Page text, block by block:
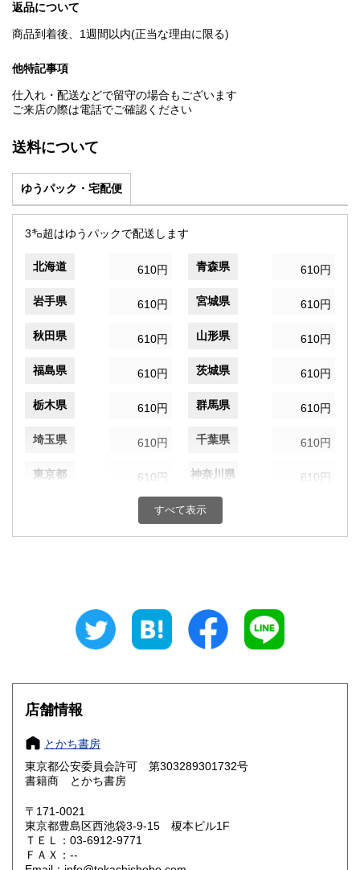
返品について
商品到着後、1週間以内(正当な理由に限る)
他特記事項
仕入れ・配送などで留守の場合もございます
ご来店の際は電話でご確認ください
送料について
ゆうパック・宅配便
3㌔超はゆうパックで配送します
北海道 610円 青森県 610円
岩手県 610円 宮城県 610円
秋田県 610円 山形県 610円
福島県 610円 茨城県 610円
栃木県 610円 群馬県 610円
埼玉県 610円 千葉県 610円
東京都 610円 神奈川県 610円
610円 富山県
静岡県
610円 三重県
滋賀県 610円 京都府 610円
大阪府
奈良県
鳥取県
岡山県 610円 広島県
山口県
すべて表示
店舗情報
とかち書房
東京都公安委員会許可 第303289301732号
書籍商 とかち書房
〒171-0021
東京都豊島区西池袋3-9-15 榎本ビル1F
ＴＥＬ：03-6912-9771
ＦＡＸ：--